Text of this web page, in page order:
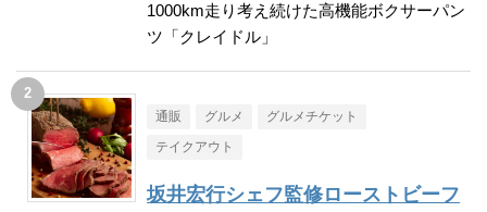
1000km走り考え続けた高機能ボクサーパン
ツ「クレイドル」
通販 グルメ グルメチケット
テイクアウト
坂井宏行シェフ監修ローストビーフ